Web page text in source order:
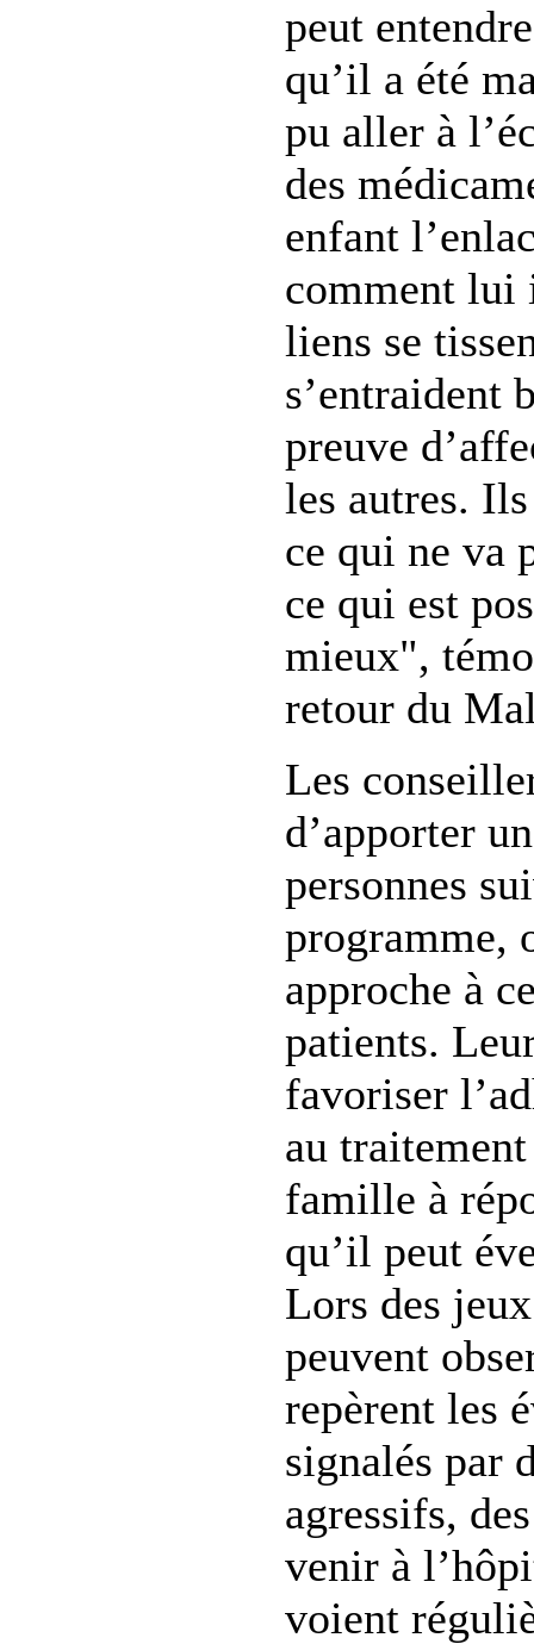
peut
qu’il a été
pu aller à
des
enfant
comment
liens se
s’entraident
preuve
les autres.
ce qui ne va
ce qui est
mieux",
retour du
Les
d’apporter
personnes
programme,
approche à
patients.
favoriser
au
famille à
qu’il peut
Lors des
peuvent
repèrent les
signalés par
agressifs,
venir à
voient